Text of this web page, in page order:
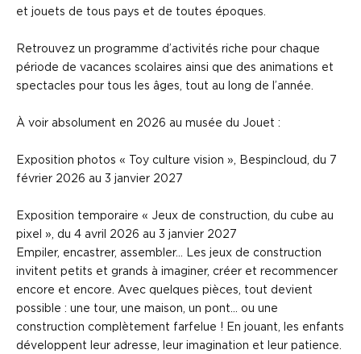
et jouets de tous pays et de toutes époques.
Retrouvez un programme d’activités riche pour chaque
période de vacances scolaires ainsi que des animations et
spectacles pour tous les âges, tout au long de l’année.
À voir absolument en 2026 au musée du Jouet :
Exposition photos « Toy culture vision », Bespincloud, du 7
février 2026 au 3 janvier 2027
Exposition temporaire « Jeux de construction, du cube au
pixel », du 4 avril 2026 au 3 janvier 2027
Empiler, encastrer, assembler… Les jeux de construction
invitent petits et grands à imaginer, créer et recommencer
encore et encore. Avec quelques pièces, tout devient
possible : une tour, une maison, un pont… ou une
construction complètement farfelue ! En jouant, les enfants
développent leur adresse, leur imagination et leur patience.